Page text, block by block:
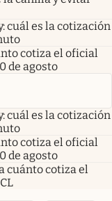
cuál es la cotización
cotiza el oficial
de agosto
cuál es la cotización
cotiza el oficial
de agosto
cuánto cotiza el